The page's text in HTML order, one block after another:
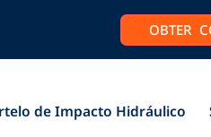
OBTER
de Impacto Hidráulico